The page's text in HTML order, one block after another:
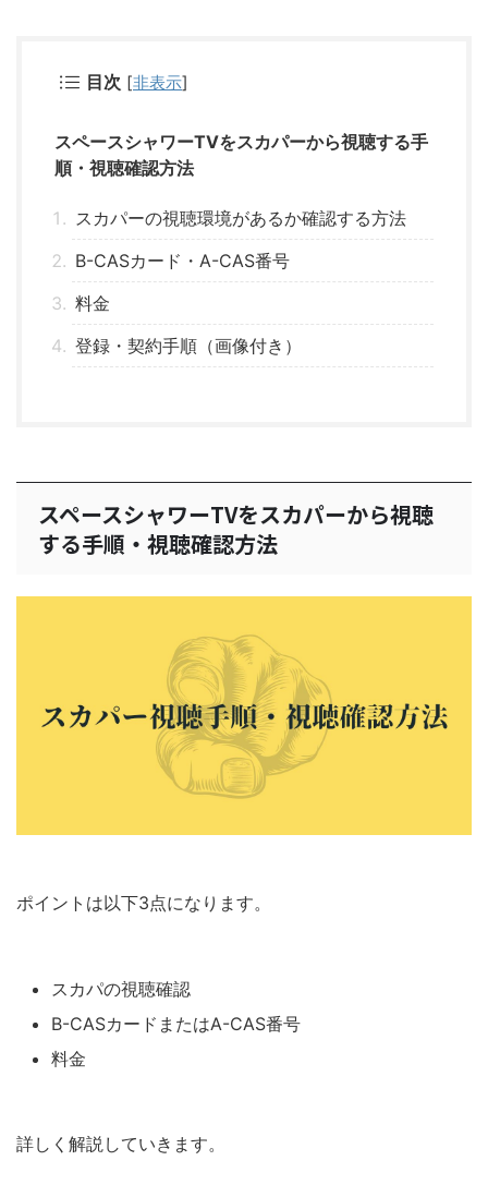
目次 [非表示]
スペースシャワーTVをスカパーから視聴する手
順・視聴確認方法
スカパーの視聴環境があるか確認する方法
B-CASカード・A-CAS番号
料金
登録・契約手順（画像付き）
スペースシャワーTVをスカパーから視聴
する手順・視聴確認方法
ポイントは以下3点になります。
スカパの視聴確認
B-CASカードまたはA-CAS番号
料金
詳しく解説していきます。